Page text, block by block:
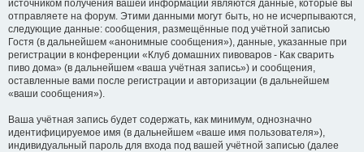
источником получения вашей информации являются данные, которые вы
отправляете на форум. Этими данными могут быть, но не исчерпываются,
следующие данные: сообщения, размещённые под учётной записью
Гостя (в дальнейшем «анонимные сообщения»), данные, указанные при
регистрации в конференции «Клуб домашних пивоваров - Как cварить
пиво дома» (в дальнейшем «ваша учётная запись») и сообщения,
оставленные вами после регистрации и авторизации (в дальнейшем
«ваши сообщения»).
Ваша учётная запись будет содержать, как минимум, однозначно
идентифицируемое имя (в дальнейшем «ваше имя пользователя»),
индивидуальный пароль для входа под вашей учётной записью (далее